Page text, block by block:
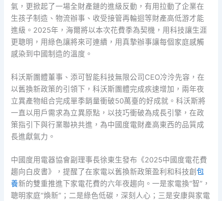
氣，更掀起了一場全財產鏈的進級反動，有用拉動了企業在
生孩子制造、物流辦事、收受接管再輪迴等財產高低游才能
進級。2025年，海爾將以本次花費季為契機，用科技讓生涯
更聰明，用綠色讓將來可連續，用真摯辦事讓每個家庭感觸
感染到中國制造的溫度。
科沃斯團體董事、添可智能科技無限公司CEO冷泠先容，在
以舊換新政策的引領下，科沃斯團體完成疾速增加，兩年夜
立異產物組合完成單季銷量衝破50萬臺的好成就。科沃斯將
一直以用戶需求為立異原點，以技巧衝破為成長引擎，在政
策指引下與行業聯袂共進，為中國度電財產高東西的品質成
長進獻氣力。
中國度用電器協會副理事長徐東生發布《2025中國度電花費
趨向白皮書》，提醒了在家電以舊換新政策盈利和科技創包
養新的雙重推進下家電花費的六年夜趨向。一是家電換“智”，
聰明家庭“煥新”；二是綠色低碳，深刻人心；三是安康與家電